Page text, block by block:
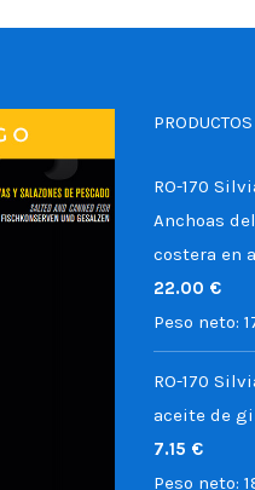
RO-170
Anchoas
costera en
22.00 €
Peso neto:
RO-170
aceite de
7.15 €
Peso neto: